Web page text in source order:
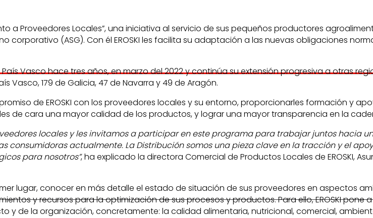
a Proveedores Locales”, una iniciativa al servicio de sus pequeños productores
(ASG). Con él EROSKI les facilita su adaptación a las nuevas obligaciones
Vasco hace tres años, en marzo del 2022 y continúa su extensión progresiva a otras
Vasco, 179 de Galicia, 47 de Navarra y 49 de Aragón.
de EROSKI con los proveedores locales y su entorno, proporcionarles formación y
de cara una mayor calidad de los productos, y lograr una mayor transparencia en la
locales y les invitamos a participar en este programa para trabajar juntos hacia
actualmente. La Distribución somos una pieza clave en la tracción y el
para nosotros”, ha explicado la directora Comercial de Productos Locales de EROSKI,
lugar, conocer en más detalle el estado de situación de sus proveedores en aspectos
y recursos para la optimización de sus procesos y productos. Para ello, EROSKI pone
de la organización, concretamente: la calidad alimentaria, nutricional, comercial,